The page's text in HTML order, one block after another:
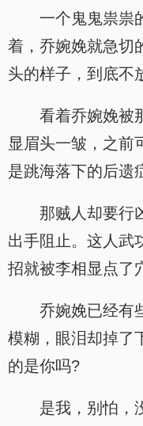
一个鬼鬼祟祟
着，乔婉娩就急切
头的样子，到底不
看着乔婉娩被
显眉头一皱，之前
是跳海落下的后遗
那贼人却要行
出手阻止。这人武
招就被李相显点了
乔婉娩已经有
模糊，眼泪却掉了
的是你吗?
是我，别怕，